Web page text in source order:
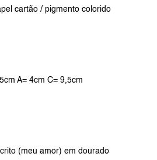
cartão / pigmento colorido
A= 4cm C= 9,5cm
(meu amor) em dourado